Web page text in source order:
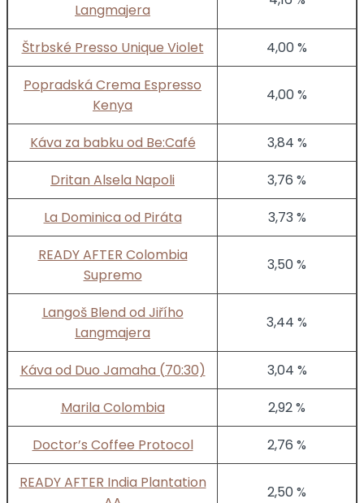
Langmajera
Štrbské Presso Unique Violet
4,00 %
Popradská Crema Espresso
Kenya
4,00 %
Káva za babku od Be:Café
3,84 %
Dritan Alsela Napoli
3,76 %
La Dominica od Piráta
3,73 %
READY AFTER Colombia
Supremo
3,50 %
Langoš Blend od Jiřího
Langmajera
3,44 %
Káva od Duo Jamaha (70:30)
3,04 %
Marila Colombia
2,92 %
Doctor’s Coffee Protocol
2,76 %
READY AFTER India Plantation
2,50 %